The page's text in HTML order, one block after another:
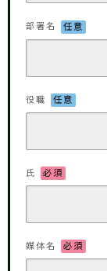
部署名 任意
役職 任意
氏 必須
媒体名 必須